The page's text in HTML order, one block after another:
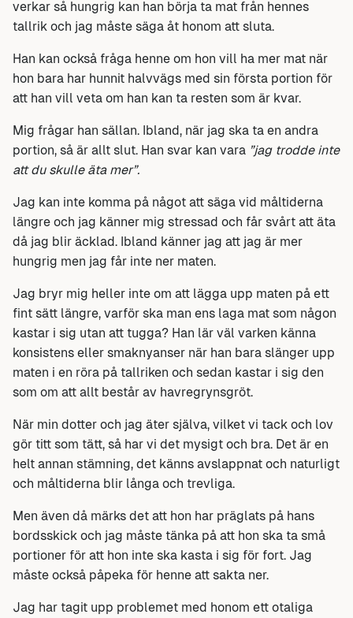
verkar så hungrig kan han börja ta mat från hennes
tallrik och jag måste säga åt honom att sluta.
Han kan också fråga henne om hon vill ha mer mat när
hon bara har hunnit halvvägs med sin första portion för
att han vill veta om han kan ta resten som är kvar.
Mig frågar han sällan. Ibland, när jag ska ta en andra
portion, så är allt slut. Han svar kan vara ”jag trodde inte
att du skulle äta mer”.
Jag kan inte komma på något att säga vid måltiderna
längre och jag känner mig stressad och får svårt att äta
då jag blir äcklad. Ibland känner jag att jag är mer
hungrig men jag får inte ner maten.
Jag bryr mig heller inte om att lägga upp maten på ett
fint sätt längre, varför ska man ens laga mat som någon
kastar i sig utan att tugga? Han lär väl varken känna
konsistens eller smaknyanser när han bara slänger upp
maten i en röra på tallriken och sedan kastar i sig den
som om att allt består av havregrynsgröt.
När min dotter och jag äter själva, vilket vi tack och lov
gör titt som tätt, så har vi det mysigt och bra. Det är en
helt annan stämning, det känns avslappnat och naturligt
och måltiderna blir långa och trevliga.
Men även då märks det att hon har präglats på hans
bordsskick och jag måste tänka på att hon ska ta små
portioner för att hon inte ska kasta i sig för fort. Jag
måste också påpeka för henne att sakta ner.
Jag har tagit upp problemet med honom ett otaliga